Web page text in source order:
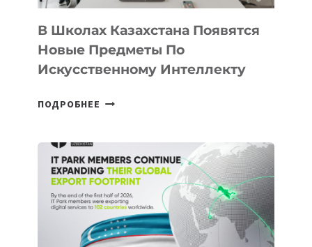
ДЛЯ
ТЕХНОЛОГИЧЕСКИХ
В Школах Казахстана Появятся
Новые Предметы По
Искусственному Интеллекту
ПОДРОБНЕЕ
НОВЫЕ
ПРЕДМЕТЫ
ПО
ИСКУССТВЕННОМУ
ИНТЕЛЛЕКТУ